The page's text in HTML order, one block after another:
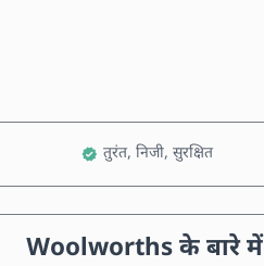
तुरंत, निजी, सुरक्षित
Woolworths के बारे में